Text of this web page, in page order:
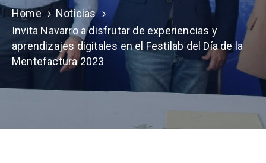
Home
Noticias
Invita Navarro a disfrutar de experiencias y
aprendizajes digitales en el Festilab del Día de la
Mentefactura 2023